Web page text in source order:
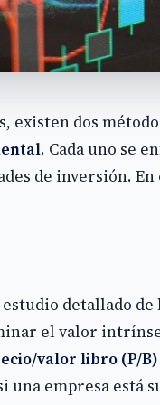
existen dos
. Cada uno se
de inversión.
detallado
el valor
valor libro (P/B)
empresa está